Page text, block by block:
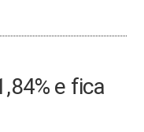
e fica